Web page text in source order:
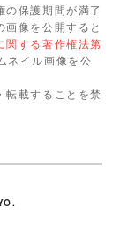
保護期間が満了
像を公開すると
関する著作権法第
ネイル画像を公
転載することを禁